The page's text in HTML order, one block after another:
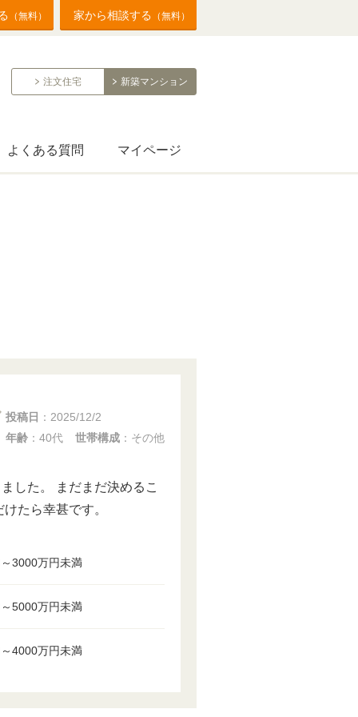
（無料） 家から相談する （無料）
注文住宅 新築マンション
よくある質問 マイページ
投稿日 ： 2025/12/2
年齢 ：40代 世帯構成 ：その他
した。 まだまだ決めるこ
たら幸甚です。
3000万円未満
5000万円未満
4000万円未満